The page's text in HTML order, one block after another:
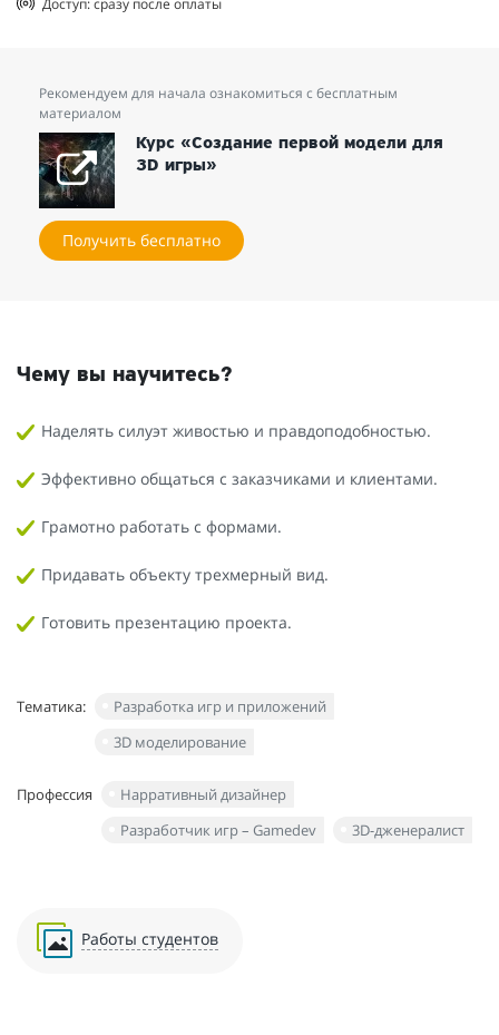
Рекомендуем для начала ознакомиться с бесплатным
материалом
Курс «Создание первой модели для
3D игры»
Получить бесплатно
Чему вы научитесь?
Наделять силуэт живостью и правдоподобностью.
Эффективно общаться с заказчиками и клиентами.
Грамотно работать с формами.
Придавать объекту трехмерный вид.
Готовить презентацию проекта.
Тематика:
Разработка игр и приложений
3D моделирование
Профессия
Нарративный дизайнер
Разработчик игр – Gamedev
3D-дженералист
Работы студентов